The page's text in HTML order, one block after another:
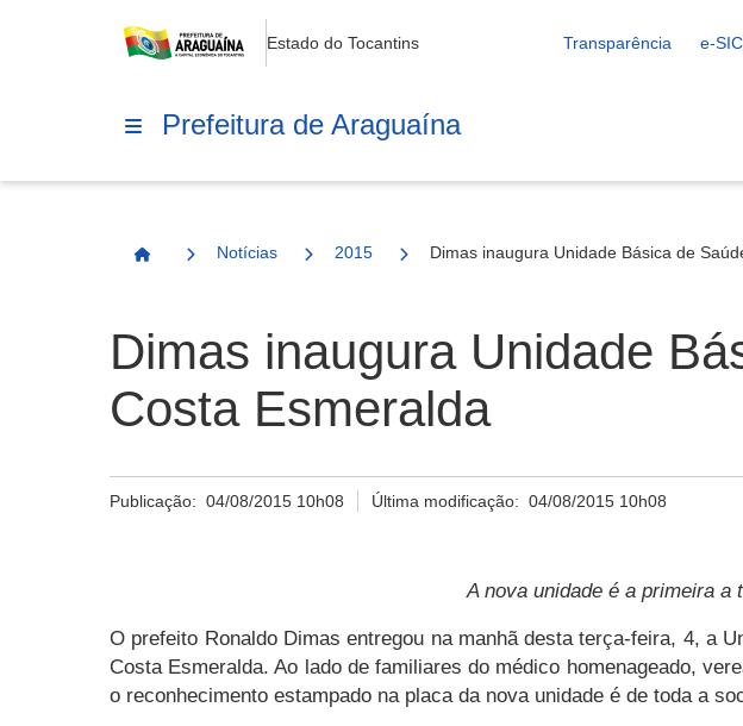
Estado do Tocantins Transparência e-SIC
Prefeitura de Araguaína
Página Inicial
Notícias 2015 Dimas inaugura Unidade Básica de
Dimas inaugura Unidade
Costa Esmeralda
Publicação: 04/08/2015 10h08 Última modificação:04/08/2015 10h08
A nova unidade é a primeira a
O prefeito Ronaldo Dimas entregou na manhã desta terça-feira, 4, a
Costa Esmeralda. Ao lado de familiares do médico homenageado,
o reconhecimento estampado na placa da nova unidade é de toda a